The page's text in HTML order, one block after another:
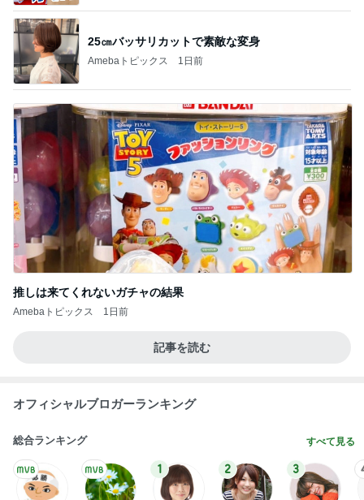
25㎝バッサリカットで素敵な変身
Amebaトピックス 1日前
推しは来てくれないガチャの結果
Amebaトピックス 1日前
記事を読む
オフィシャルブロガーランキング
総合ランキング すべて見る
1 2 3